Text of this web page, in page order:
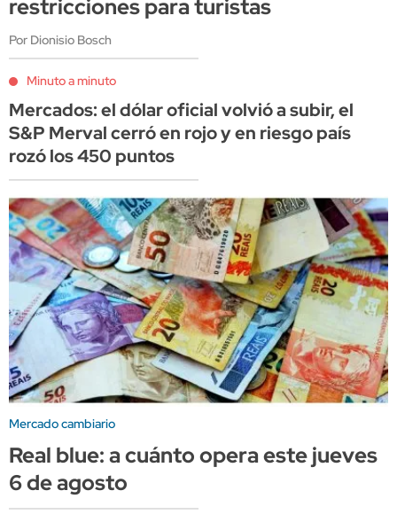
restricciones para turistas
Por Dionisio Bosch
Minuto a minuto
Mercados: el dólar oficial volvió a subir, el
S&P Merval cerró en rojo y en riesgo país
rozó los 450 puntos
Mercado cambiario
Real blue: a cuánto opera este jueves
6 de agosto